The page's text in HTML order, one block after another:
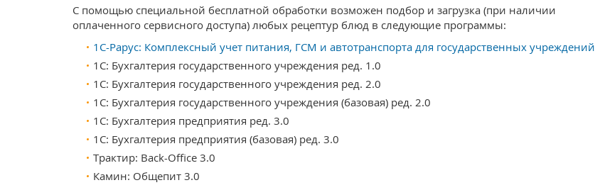
С помощью специальной бесплатной обработки возможен подбор и загрузка (при наличии
оплаченного сервисного доступа) любых рецептур блюд в следующие программы:
1С-Рарус: Комплексный учет питания, ГСМ и автотранспорта для государственных учреждений
1С: Бухгалтерия государственного учреждения ред. 1.0
1С: Бухгалтерия государственного учреждения ред. 2.0
1С: Бухгалтерия государственного учреждения (базовая) ред. 2.0
1С: Бухгалтерия предприятия ред. 3.0
1С: Бухгалтерия предприятия (базовая) ред. 3.0
Трактир: Back-Office 3.0
Камин: Общепит 3.0